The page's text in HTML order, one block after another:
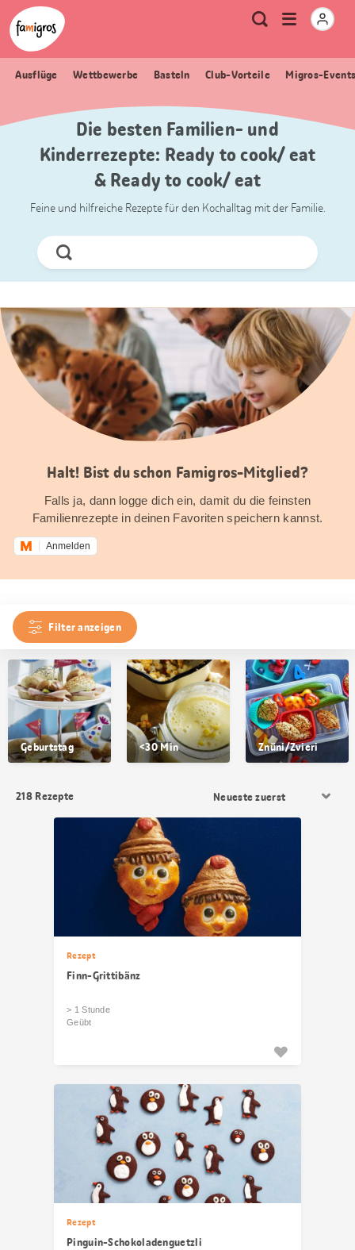
Sprungmarken
Navigation
Header
Logo
Meta
Navigation
Suche
Menu
öffnen
Ausflüge Wettbewerbe Basteln Club-Vorteile Migros-
Die besten Familien- und
Kinderrezepte: Ready to cook/ eat
& Ready to cook/ eat
Feine und hilfreiche Rezepte für den Kochalltag mit der Familie.
Jetzt
Suchen
Halt! Bist du schon Famigros-Mitglied?
Falls ja, dann logge dich ein, damit du die feinsten
Familienrezepte in deinen Favoriten speichern kannst.
Anmelden
Filter anzeigen
Geburtstag <30 Min Znüni/Zvieri
218 Rezepte
Sortierung
Rezept
Finn-Grittibänz
> 1 Stunde
Geübt
Rezept
Pinguin-Schokoladenguetzli